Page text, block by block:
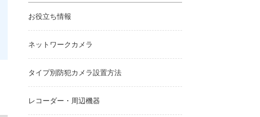
お役立ち情報
ネットワークカメラ
タイプ別防犯カメラ設置方法
レコーダー・周辺機器